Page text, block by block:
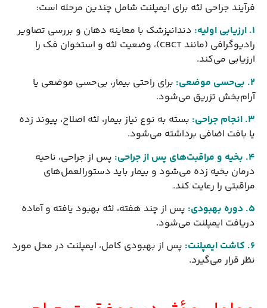
فرآیند جراحی لثه برای ایمپلنت شامل چندین مرحله است:
1. ارزیابی اولیه
: دندانپزشک با معاینه دهان و بررسی تصاویر
رادیوگرافی (مانند CBCT)، وضعیت لثه و استخوان فک را
ارزیابی می‌کند.
2. بی‌حسی موضعی
: برای راحتی بیمار، بی‌حسی موضعی یا
آرام‌بخش تزریق می‌شود.
3. انجام جراحی
: بسته به نوع نیاز بیمار، لثه اصلاح، پیوند زده
یا بافت اضافی برداشته می‌شود.
4. بخیه و مراقبت‌های پس از جراحی
: پس از جراحی، ناحیه
درمان بخیه زده می‌شود و بیمار باید دستورالعمل‌های
مراقبتی را رعایت کند.
5. دوره بهبودی
: پس از چند هفته، لثه بهبود یافته و آماده
دریافت ایمپلنت می‌شود.
6. کاشت ایمپلنت
: پس از بهبودی کامل، ایمپلنت در محل مورد
نظر قرار می‌گیرد.